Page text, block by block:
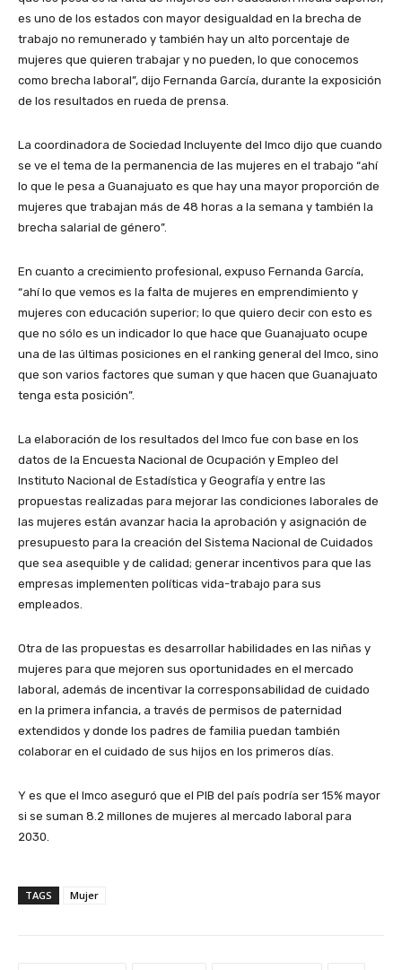
es uno de los estados con mayor desigualdad en la brecha de
trabajo no remunerado y también hay un alto porcentaje de
mujeres que quieren trabajar y no pueden, lo que conocemos
como brecha laboral”, dijo Fernanda García, durante la exposición
de los resultados en rueda de prensa.
La coordinadora de Sociedad Incluyente del Imco dijo que cuando
se ve el tema de la permanencia de las mujeres en el trabajo “ahí
lo que le pesa a Guanajuato es que hay una mayor proporción de
mujeres que trabajan más de 48 horas a la semana y también la
brecha salarial de género”.
En cuanto a crecimiento profesional, expuso Fernanda García,
“ahí lo que vemos es la falta de mujeres en emprendimiento y
mujeres con educación superior; lo que quiero decir con esto es
que no sólo es un indicador lo que hace que Guanajuato ocupe
una de las últimas posiciones en el ranking general del Imco, sino
que son varios factores que suman y que hacen que Guanajuato
tenga esta posición”.
La elaboración de los resultados del Imco fue con base en los
datos de la Encuesta Nacional de Ocupación y Empleo del
Instituto Nacional de Estadística y Geografía y entre las
propuestas realizadas para mejorar las condiciones laborales de
las mujeres están avanzar hacia la aprobación y asignación de
presupuesto para la creación del Sistema Nacional de Cuidados
que sea asequible y de calidad; generar incentivos para que las
empresas implementen políticas vida-trabajo para sus
empleados.
Otra de las propuestas es desarrollar habilidades en las niñas y
mujeres para que mejoren sus oportunidades en el mercado
laboral, además de incentivar la corresponsabilidad de cuidado
en la primera infancia, a través de permisos de paternidad
extendidos y donde los padres de familia puedan también
colaborar en el cuidado de sus hijos en los primeros días.
Y es que el Imco aseguró que el PIB del país podría ser 15% mayor
si se suman 8.2 millones de mujeres al mercado laboral para
2030.
TAGS Mujer